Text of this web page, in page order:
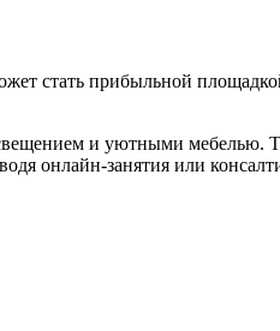
стать прибыльной
и уютными мебелью.
онлайн-занятия или